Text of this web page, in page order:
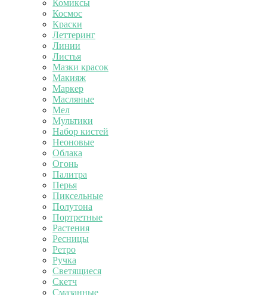
Комиксы
Космос
Краски
Леттеринг
Линии
Листья
Мазки красок
Макияж
Маркер
Масляные
Мел
Мультики
Набор кистей
Неоновые
Облака
Огонь
Палитра
Перья
Пиксельные
Полутона
Портретные
Растения
Ресницы
Ретро
Ручка
Светящиеся
Скетч
Смазанные